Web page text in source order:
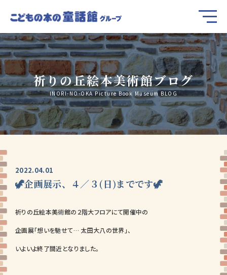
祈りの丘絵本美術館ブログ
INORI-NO-OKA Picture Book Museum BLOG
2022.04.01
🦖企画展示、４／３(日)までです🦖
祈りの丘絵本美術館の２階大フロアにて開催中の
企画展「想いを馳せて… 太田大八の世界」、
いよいよ終了間近となりました。